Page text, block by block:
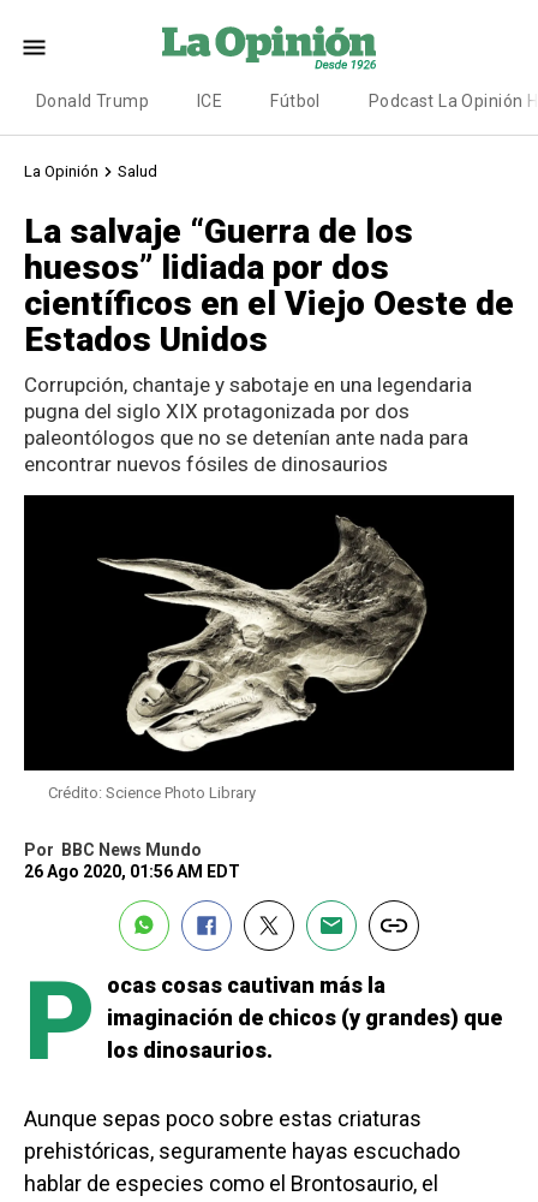
Donald Trump ICE Fútbol Podcast La Opinión
La Opinión Salud
La salvaje “Guerra de los
huesos” lidiada por dos
científicos en el Viejo Oeste de
Estados Unidos
Corrupción, chantaje y sabotaje en una legendaria
pugna del siglo XIX protagonizada por dos
paleontólogos que no se detenían ante nada para
encontrar nuevos fósiles de dinosaurios
Crédito: Science Photo Library
Por
BBC News Mundo
26 Ago 2020, 01:56 AM EDT
P
ocas cosas cautivan más la
imaginación de chicos (y grandes) que
los dinosaurios.
Aunque sepas poco sobre estas criaturas
prehistóricas, seguramente hayas escuchado
hablar de especies como el Brontosaurio, el